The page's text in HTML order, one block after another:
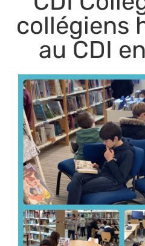
collégiens
au CDI